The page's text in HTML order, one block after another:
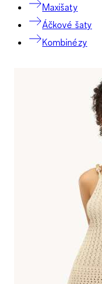
Maxišaty
Áčkové šaty
Kombinézy